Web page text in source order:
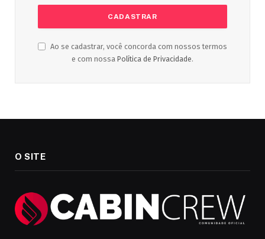
Ao se cadastrar, você concorda com nossos termos
e com nossa Política de Privacidade.
O SITE